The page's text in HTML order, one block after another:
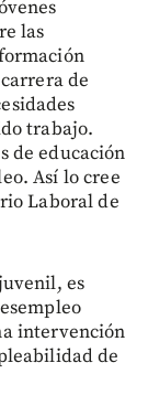
las
de
trabajo.
de educación
Así lo cree
Laboral de
es
intervención
de